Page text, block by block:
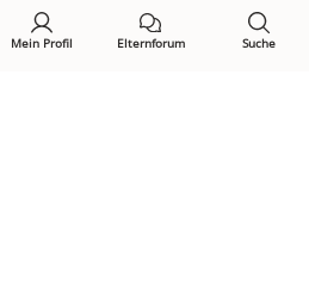
Mein Profil Elternforum Suche